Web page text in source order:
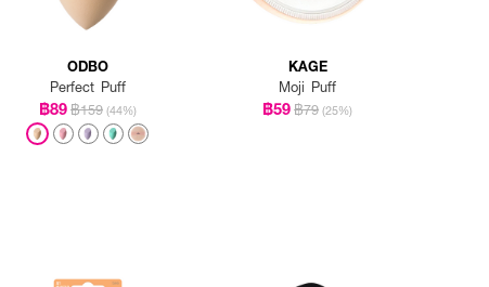
ODBO
Perfect Puff
฿89฿159 (44%)
KAGE
Moji Puff
฿59฿79 (25%)